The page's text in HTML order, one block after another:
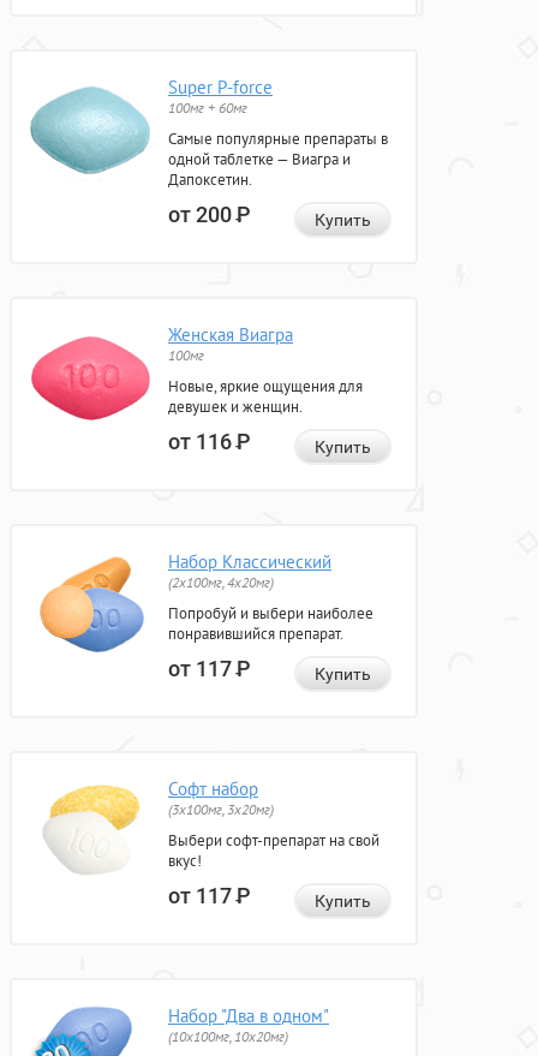
Super P-force
100мг + 60мг
Самые популярные препараты в
одной таблетке — Виагра и
Дапоксетин.
от 200Р Купить
Женская Виагра
100мг
Новые, яркие ощущения для
девушек и женщин.
от 116Р Купить
Набор Классический
(2x100мг, 4x20мг)
Попробуй и выбери наиболее
понравившийся препарат.
от 117Р Купить
Софт набор
(3x100мг, 3x20мг)
Выбери софт-препарат на свой
вкус!
от 117Р Купить
Набор "Два в одном"
(10x100мг, 10x20мг)